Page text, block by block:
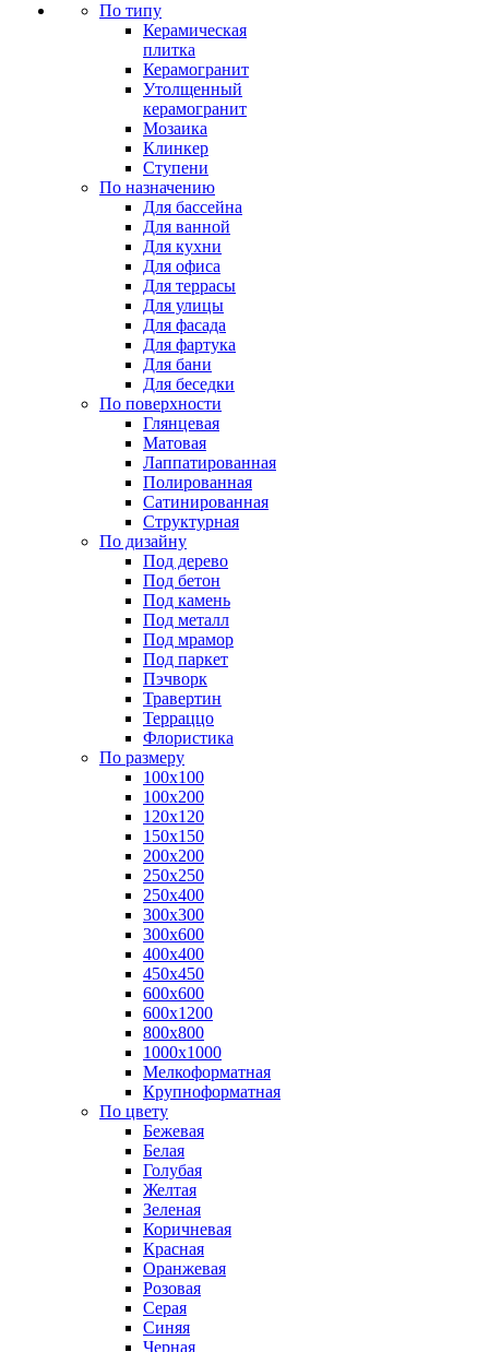
По типу
Керамическая
плитка
Керамогранит
Утолщенный
керамогранит
Мозаика
Клинкер
Ступени
По назначению
Для бассейна
Для ванной
Для кухни
Для офиса
Для террасы
Для улицы
Для фасада
Для фартука
Для бани
Для беседки
По поверхности
Глянцевая
Матовая
Лаппатированная
Полированная
Сатинированная
Структурная
По дизайну
Под дерево
Под бетон
Под камень
Под металл
Под мрамор
Под паркет
Пэчворк
Травертин
Терраццо
Флористика
По размеру
100х100
100х200
120х120
150х150
200х200
250х250
250х400
300х300
300х600
400х400
450х450
600х600
600х1200
800х800
1000х1000
Мелкоформатная
Крупноформатная
По цвету
Бежевая
Белая
Голубая
Желтая
Зеленая
Коричневая
Красная
Оранжевая
Розовая
Серая
Синяя
Черная